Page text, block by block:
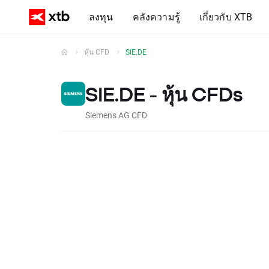
ลงทุน คลังความรู้ เกี่ยวกับ XTB
หุ้น CFD SIE.DE
SIE.DE - หุ้น CFDs
Siemens AG CFD